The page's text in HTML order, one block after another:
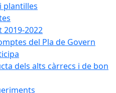
plantilles
2019-2022
del Pla de Govern
dels alts càrrecs i de bon